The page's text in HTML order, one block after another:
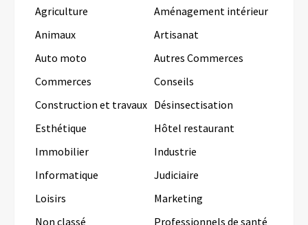
Agriculture
Aménagement intérieur
Animaux
Artisanat
Auto moto
Autres Commerces
Commerces
Conseils
Construction et travaux Désinsectisation
Esthétique
Hôtel restaurant
Immobilier
Industrie
Informatique
Judiciaire
Loisirs
Marketing
Non classé
Professionnels de santé